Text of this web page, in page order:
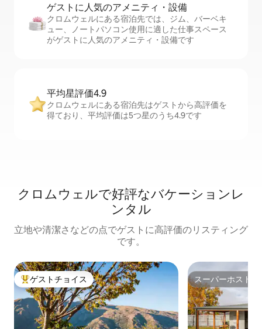
ゲストに人⁠気⁠のア⁠メ⁠ニ⁠テ⁠ィ・設⁠備
クロムウェルにある宿泊先では、ジム、バーベキ
ュー、ノートパソコン使用に適した仕事スペース
がゲストに人気のアメニティ・設備です
平均星評価4.9
クロムウェルにある宿泊先はゲストから高評価を
得ており、平均評価は5つ星のうち4.9です
クロムウェルで好評なバケーションレ
ンタル
立地や清潔さなどの点でゲストに高評価のリスティング
です。
大好評のゲストチョイスです。
ゲストチョイス スーパーホスト
スーパーホスト